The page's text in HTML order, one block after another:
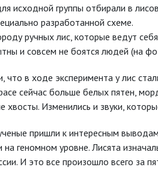
исходной группы отбирали в
разработанной схеме.
ручных лис, которые ведут
и совсем не боятся людей (на
что в ходе эксперимента у лис
сейчас больше белых пятен,
хвосты. Изменились и звуки,
пришли к интересным
геномном уровне. Лисята
И это все произошло всего за